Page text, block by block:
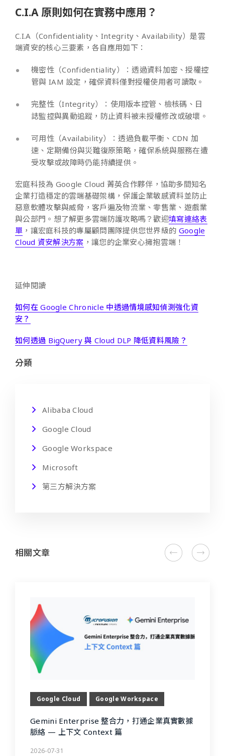
C.I.A 原則如何在實務中應用？
C.I.A（Confidentiality、Integrity、Availability）是雲
端資安的核心三要素，各自應用如下：
機密性（Confidentiality）：透過資料加密、授權控
管與 IAM 設定，確保資料僅對授權使用者可讀取。
完整性（Integrity）：使用版本控管、檢核碼、日
誌監控與異動追蹤，防止資料被未授權修改或破壞。
可用性（Availability）：透過負載平衡、CDN 加
速、定期備份與災難復原策略，確保系統與服務在遭
受攻擊或故障時仍能持續提供。
宏庭科技為 Google Cloud 菁英合作夥伴，協助多間知名
企業打造穩定的雲端基礎架構，保護企業敏感資料並防止
惡意軟體攻擊與威脅，客戶遍及物流業、零售業、遊戲業
與公部門。想了解更多雲端防護攻略嗎？歡迎填寫連絡表
單 ，讓宏庭科技的專屬顧問團隊提供您世界級的 Google
Cloud 資安解決方案 ，讓您的企業安心擁抱雲端！
延伸閱讀
如何在 Google Chronicle 中透過情境感知偵測強化資
安？
如何透過 BigQuery 與 Cloud DLP 降低資料風險？
分類
Alibaba Cloud
Google Cloud
Google Workspace
Microsoft
第三方解決方案
相關文章
Google Cloud Google Workspace
Gemini Enterprise 整合力，打通企業真實數據
脈絡 — 上下文 Context 篇
2026-07-31